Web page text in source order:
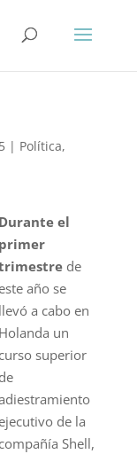
| Política,
Durante el
primer
de
este año se
llevó a cabo en
Holanda un
curso superior
de
ejecutivo de la
compañía Shell,